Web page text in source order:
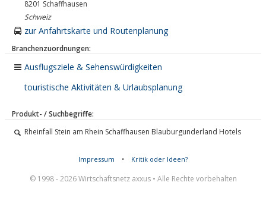
8201 Schaffhausen
Schweiz
zur Anfahrtskarte und Routenplanung
Branchenzuordnungen:
Ausflugsziele & Sehenswürdigkeiten
touristische Aktivitäten & Urlaubsplanung
Produkt- / Suchbegriffe:
Rheinfall Stein am Rhein Schaffhausen Blauburgunderland Hotels
Impressum • Kritik oder Ideen?
© 1998 - 2026 Wirtschaftsnetz axxus • Alle Rechte vorbehalten